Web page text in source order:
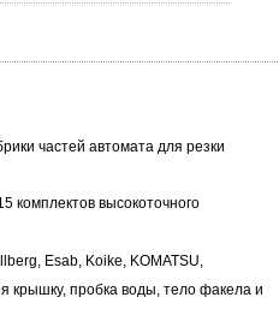
частей автомата для резки
комплектов высокоточного
Esab, Koike, KOMATSU,
крышку, пробка воды, тело факела и